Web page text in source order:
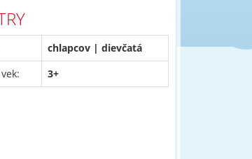
chlapcov | dievčatá
3+